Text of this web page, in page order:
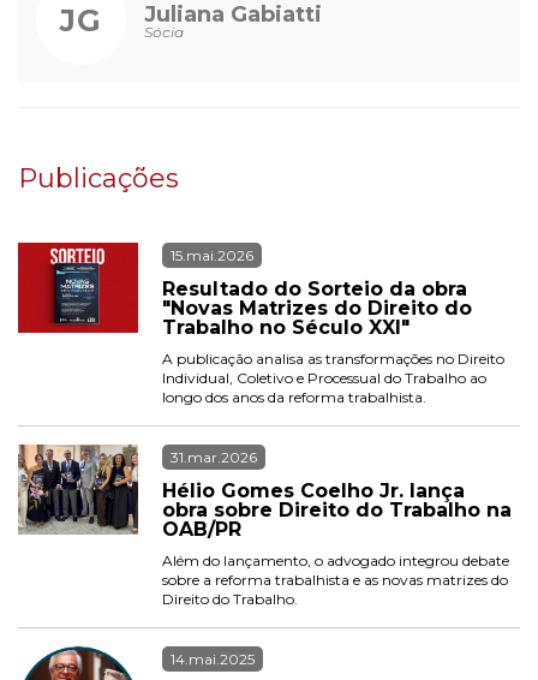
JG Juliana Gabiatti
Sócia
Publicações
15.mai.2026
Resultado do Sorteio da obra
"Novas Matrizes do Direito do
Trabalho no Século XXI"
A publicação analisa as transformações no Direito
Individual, Coletivo e Processual do Trabalho ao
longo dos anos da reforma trabalhista.
31.mar.2026
Hélio Gomes Coelho Jr. lança
obra sobre Direito do Trabalho na
OAB/PR
Além do lançamento, o advogado integrou debate
sobre a reforma trabalhista e as novas matrizes do
Direito do Trabalho.
14.mai.2025